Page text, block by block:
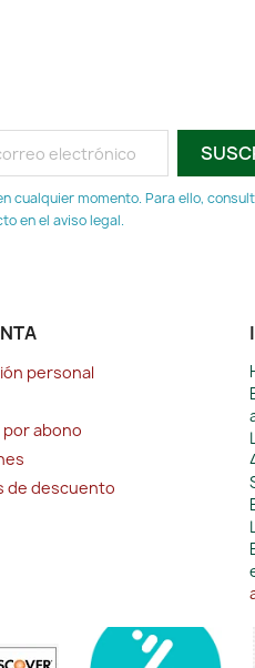
cualquier momento. Para ello,
en el aviso legal.
personal
por abono
de descuento